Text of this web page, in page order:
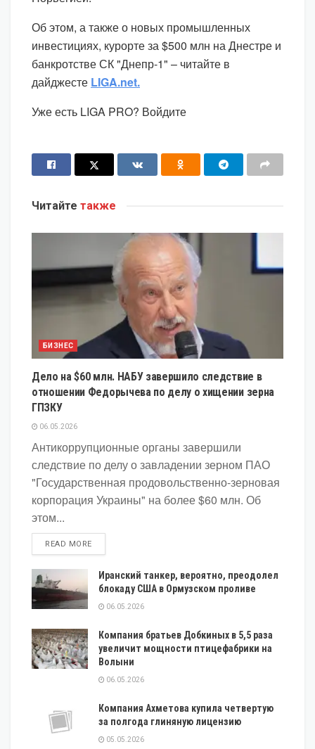
Об этом, а также о новых промышленных
инвестициях, курорте за $500 млн на Днестре и
банкротстве СК "Днепр-1" – читайте в
дайджесте LIGA.net.
Уже есть LIGA PRO? Войдите
Читайте также
БИЗНЕС
Дело на $60 млн. НАБУ завершило следствие в
отношении Федорычева по делу о хищении зерна
ГПЗКУ
06.05.2026
Антикоррупционные органы завершили
следствие по делу о завладении зерном ПАО
"Государственная продовольственно-зерновая
корпорация Украины" на более $60 млн. Об
этом...
READ MOREDETAILS
Иранский танкер, вероятно, преодолел
блокаду США в Ормузском проливе
06.05.2026
Компания братьев Добкиных в 5,5 раза
увеличит мощности птицефабрики на
Волыни
06.05.2026
Компания Ахметова купила четвертую
за полгода глиняную лицензию
05.05.2026